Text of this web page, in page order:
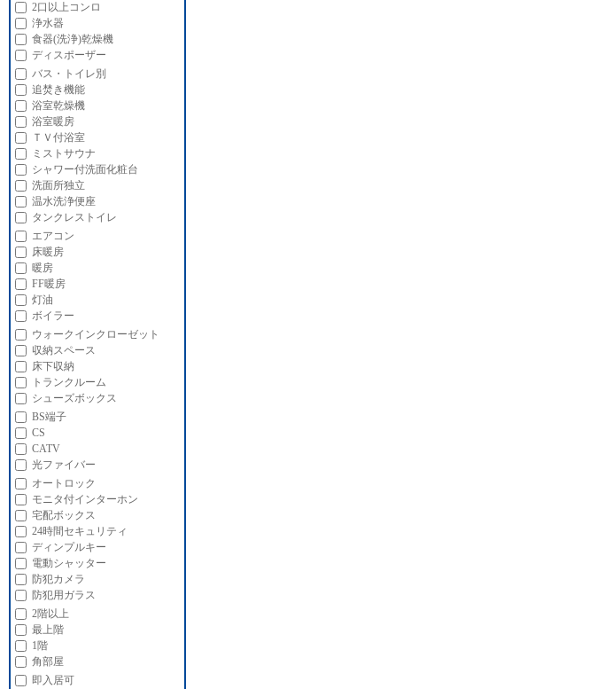
2口以上コンロ
浄水器
食器(洗浄)乾燥機
ディスポーザー
バス・トイレ別
追焚き機能
浴室乾燥機
浴室暖房
ＴＶ付浴室
ミストサウナ
シャワー付洗面化粧台
洗面所独立
温水洗浄便座
タンクレストイレ
エアコン
床暖房
暖房
FF暖房
灯油
ボイラー
ウォークインクローゼット
収納スペース
床下収納
トランクルーム
シューズボックス
BS端子
CS
CATV
光ファイバー
オートロック
モニタ付インターホン
宅配ボックス
24時間セキュリティ
ディンプルキー
電動シャッター
防犯カメラ
防犯用ガラス
2階以上
最上階
1階
角部屋
即入居可